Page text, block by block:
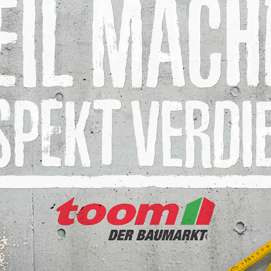
TOOM BAUMARKT
2014